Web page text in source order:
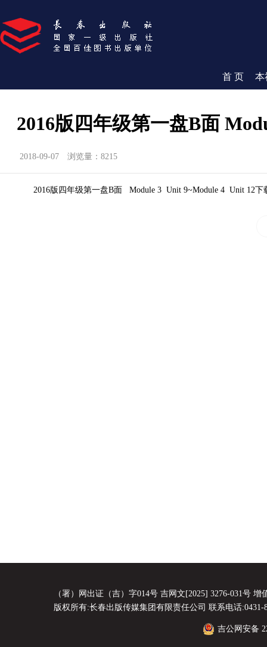
首 页 本
2016版四年级第一盘B面
2018-09-07 浏览量：8215
2016版四年级第一盘B面 Module 3 Unit 9~Module 4 Unit 12下
（署）网出证（吉）字014号 吉网文[2025] 3276-031号
版权所有:长春出版传媒集团有限责任公司 联系电话:0431-
吉公网安备